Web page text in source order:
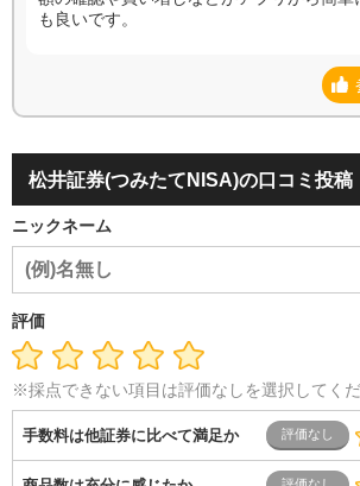
も良いです。
松井証券(つみたてNISA)の口コミ投稿
ニックネーム
評価
※採点できない項目は評価なしを選択してく
手数料は他証券に比べて満足か